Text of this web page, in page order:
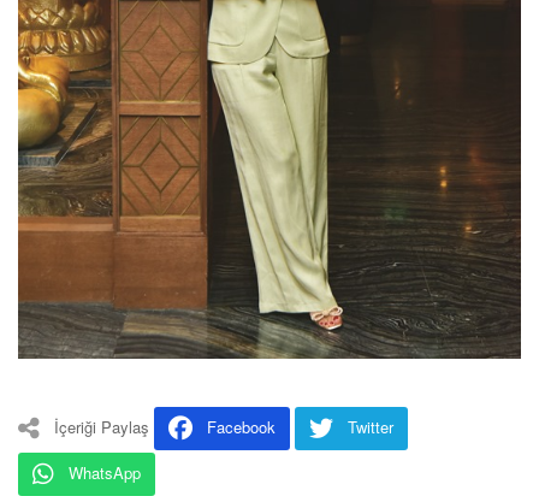
İçeriği Paylaş Facebook
Twitter
WhatsApp